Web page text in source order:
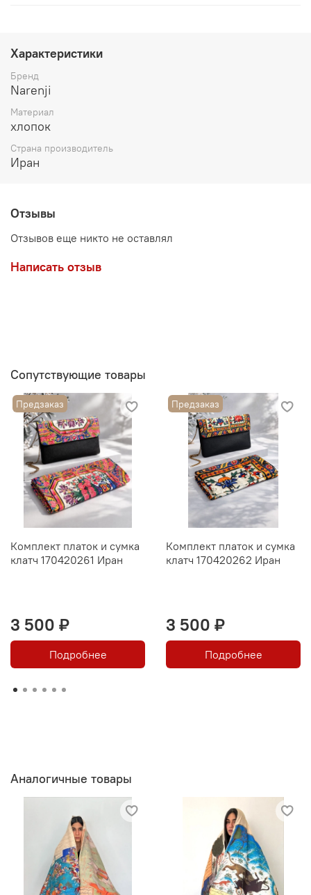
Характеристики
Бренд
Narenji
Материал
хлопок
Страна производитель
Иран
Отзывы
Отзывов еще никто не оставлял
Написать отзыв
Сопутствующие товары
Предзаказ
Комплект платок и сумка
клатч 170420261 Иран
3 500 ₽
Подробнее
Предзаказ
Комплект платок и сумка
клатч 170420262 Иран
3 500 ₽
Подробнее
Аналогичные товары